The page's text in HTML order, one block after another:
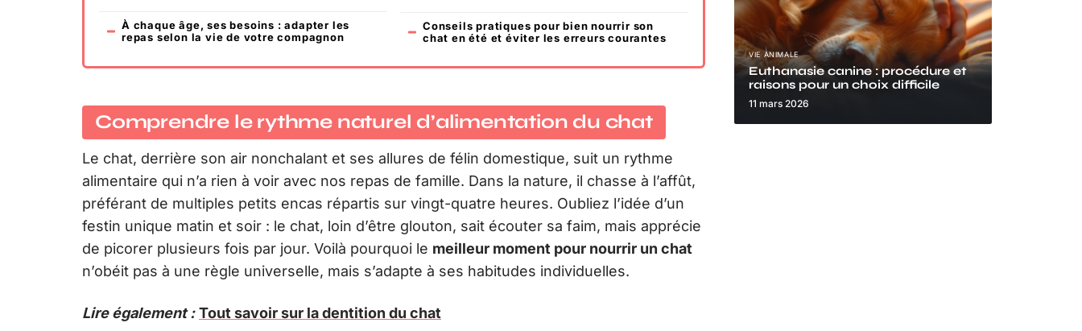
À chaque âge, ses besoins : adapter les
repas selon la vie de votre compagnon
Conseils pratiques pour bien nourrir son
chat en été et éviter les erreurs courantes
Comprendre le rythme naturel d’alimentation du chat
Le chat, derrière son air nonchalant et ses allures de félin domestique, suit un rythme
alimentaire qui n’a rien à voir avec nos repas de famille. Dans la nature, il chasse à l’affût,
préférant de multiples petits encas répartis sur vingt-quatre heures. Oubliez l’idée d’un
festin unique matin et soir : le chat, loin d’être glouton, sait écouter sa faim, mais apprécie
de picorer plusieurs fois par jour. Voilà pourquoi le meilleur moment pour nourrir un chat
n’obéit pas à une règle universelle, mais s’adapte à ses habitudes individuelles.
Lire également : Tout savoir sur la dentition du chat
VIE ANIMALE
Euthanasie canine : procédure et
raisons pour un choix difficile
11 mars 2026